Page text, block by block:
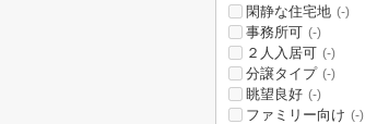
閑静な住宅地 (-)
事務所可 (-)
２人入居可 (-)
分譲タイプ (-)
眺望良好 (-)
ファミリー向け (-)